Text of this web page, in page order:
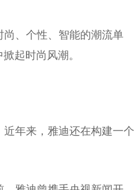
、个性、智能的潮流单
起时尚风潮。
年来，雅迪还在构建一个